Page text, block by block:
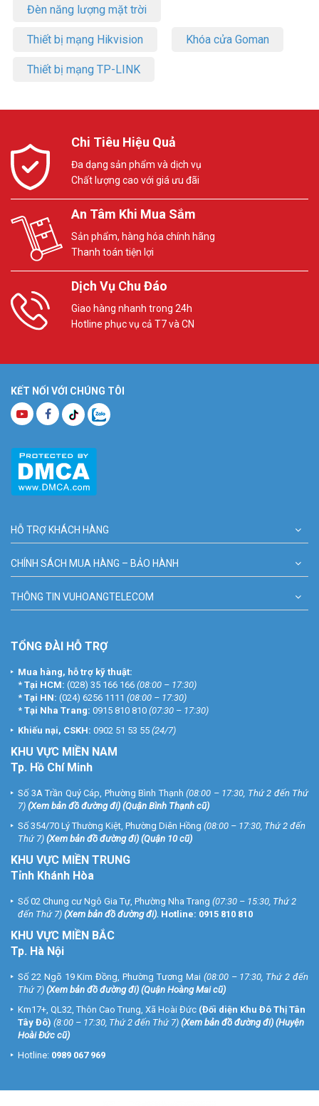
Đèn năng lượng mặt trời
Thiết bị mạng Hikvision Khóa cửa Goman
Thiết bị mạng TP-LINK
Chi Tiêu Hiệu Quả
Đa dạng sản phẩm và dịch vụ
Chất lượng cao với giá ưu đãi
An Tâm Khi Mua Sắm
Sản phẩm, hàng hóa chính hãng
Thanh toán tiện lợi
Dịch Vụ Chu Đáo
Giao hàng nhanh trong 24h
Hotline phục vụ cả T7 và CN
KẾT NỐI VỚI CHÚNG TÔI
HỖ TRỢ KHÁCH HÀNG
CHÍNH SÁCH MUA HÀNG – BẢO HÀNH
THÔNG TIN VUHOANGTELECOM
TỔNG ĐÀI HỖ TRỢ
Mua hàng, hỗ trợ kỹ thuật:
* Tại HCM: (028) 35 166 166 (08:00 – 17:30)
* Tại HN: (024) 6256 1111 (08:00 – 17:30)
* Tại Nha Trang: 0915 810 810 (07:30 – 17:30)
Khiếu nại, CSKH: 0902 51 53 55 (24/7)
KHU VỰC MIỀN NAM
Tp. Hồ Chí Minh
Số 3A Trần Quý Cáp, Phường Bình Thạnh (08:00 – 17:30, Thứ 2 đến Thứ
7) (Xem bản đồ đường đi) (Quận Bình Thạnh cũ)
Số 354/70 Lý Thường Kiệt, Phường Diên Hồng (08:00 – 17:30, Thứ 2 đến
Thứ 7) (Xem bản đồ đường đi) (Quận 10 cũ)
KHU VỰC MIỀN TRUNG
Tỉnh Khánh Hòa
Số 02 Chung cư Ngô Gia Tự, Phường Nha Trang (07:30 – 15:30, Thứ 2
đến Thứ 7) (Xem bản đồ đường đi). Hotline: 0915 810 810
KHU VỰC MIỀN BẮC
Tp. Hà Nội
Số 22 Ngõ 19 Kim Đồng, Phường Tương Mai (08:00 – 17:30, Thứ 2 đến
Thứ 7) (Xem bản đồ đường đi) (Quận Hoàng Mai cũ)
Km17+, QL32, Thôn Cao Trung, Xã Hoài Đức (Đối diện Khu Đô Thị Tân
Tây Đô) (8:00 – 17:30, Thứ 2 đến Thứ 7) (Xem bản đồ đường đi) (Huyện
Hoài Đức cũ)
Hotline: 0989 067 969